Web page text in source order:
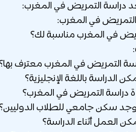
التمريض في المغرب:
في المغرب:
في المغرب مناسبة لك؟